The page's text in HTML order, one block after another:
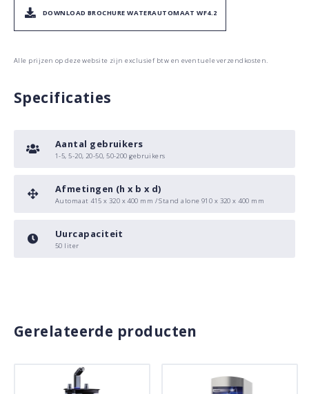
DOWNLOAD BROCHURE WATERAUTOMAAT WF4.2
Alle prijzen op deze website zijn exclusief btw en eventuele verzendkosten.
Specificaties
Aantal gebruikers
1-5, 5-20, 20-50, 50-200 gebruikers
Afmetingen (h x b x d)
Automaat 415 x 320 x 400 mm / Stand alone 910 x 320 x 400 mm
Uurcapaciteit
50 liter
Gerelateerde producten